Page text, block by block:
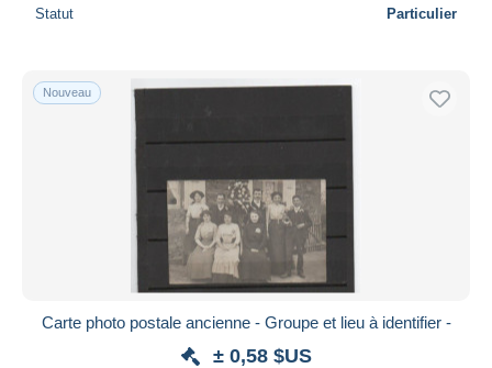
Statut Particulier
Nouveau
Carte photo postale ancienne - Groupe et lieu à identifier -
± 0,58 $US